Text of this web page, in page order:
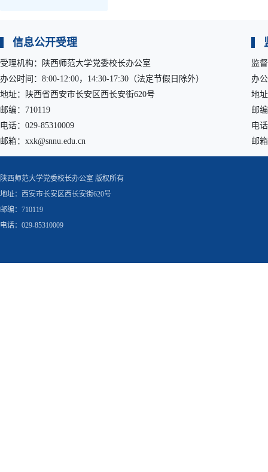
信息公开受理
受理机构：陕西师范大学党委校长办公室
办公时间：8:00-12:00，14:30-17:30（法定节假日除外）
地址：陕西省西安市长安区西长安街620号
邮编：710119
电话：029-85310009
邮箱：xxk@snnu.edu.cn
监
办
地
邮
电
邮
陕西师范大学党委校长办公室 版权所有
地址：西安市长安区西长安街620号
邮编：710119
电话：029-85310009